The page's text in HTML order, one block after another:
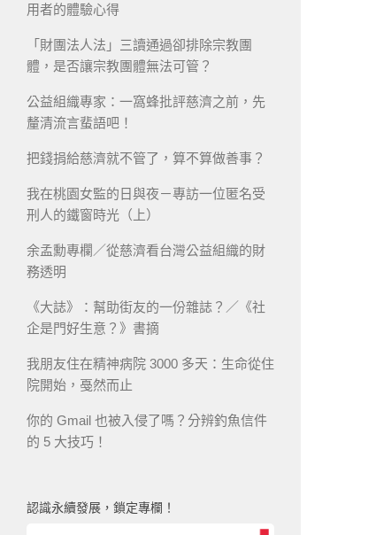
用者的體驗心得
「財團法人法」三讀通過卻排除宗教團
體，是否讓宗教團體無法可管？
公益組織專家：一窩蜂批評慈濟之前，先
釐清流言蜚語吧！
把錢捐給慈濟就不管了，算不算做善事？
我在桃園女監的日與夜－專訪一位匿名受
刑人的鐵窗時光（上）
余孟勳專欄／從慈濟看台灣公益組織的財
務透明
《大誌》：幫助街友的一份雜誌？／《社
企是門好生意？》書摘
我朋友住在精神病院 3000 多天：生命從住
院開始，戞然而止
你的 Gmail 也被入侵了嗎？分辨釣魚信件
的 5 大技巧！
認識永續發展，鎖定專欄！